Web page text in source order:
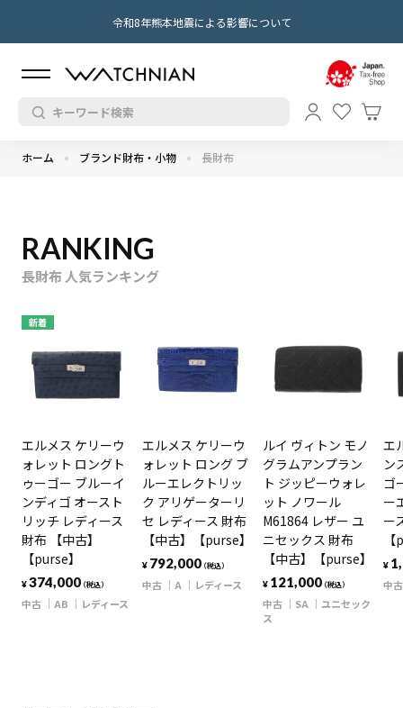
令和8年熊本地震による影響について
ホーム ブランド財布・小物 長財布
RANKING
長財布 人気ランキング
新着
エルメス ケリーウ
ォレット ロングト
ゥーゴー ブルーイ
ンディゴ オースト
リッチ レディース
財布 【中古】
【purse】
¥374,000（税込）
中古 AB レディース
エルメス ケリーウ
ォレット ロング ブ
ルーエレクトリッ
ク アリゲーターリ
セ レディース 財布
【中古】【purse】
¥ 792,000（税込）
中古 A レディース
ルイ ヴィトン モノ
グラムアンプラン
ト ジッピーウォレ
ット ノワール
M61864 レザー ユ
ニセックス 財布
【中古】【purse】
¥ 121,000（税込）
中古 SA
ユニセック
ス
エ
ン
ゴ
ー
ー
¥
中古